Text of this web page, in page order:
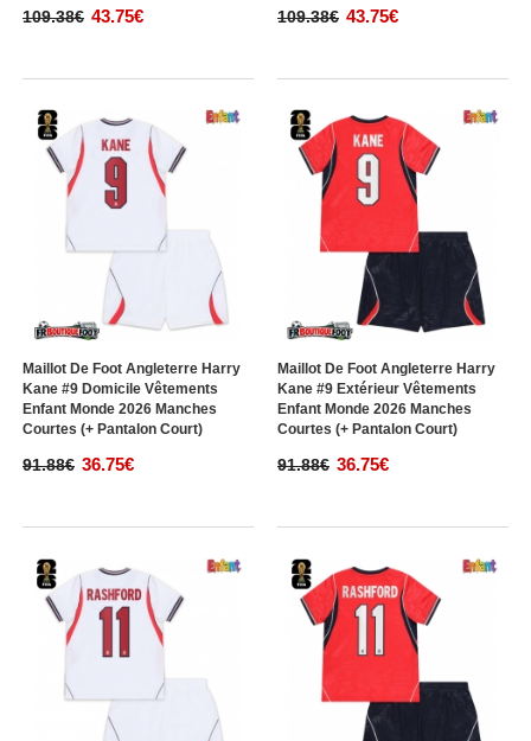
109.38€ 43.75€ 109.38€ 43.75€
Maillot De Foot Angleterre Harry
Kane #9 Domicile Vêtements
Enfant Monde 2026 Manches
Courtes (+ Pantalon Court)
91.88€ 36.75€
Maillot De Foot Angleterre Harry
Kane #9 Extérieur Vêtements
Enfant Monde 2026 Manches
Courtes (+ Pantalon Court)
91.88€ 36.75€